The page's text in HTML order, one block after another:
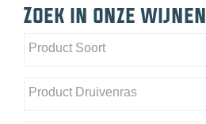
Zoek in onze wijnen